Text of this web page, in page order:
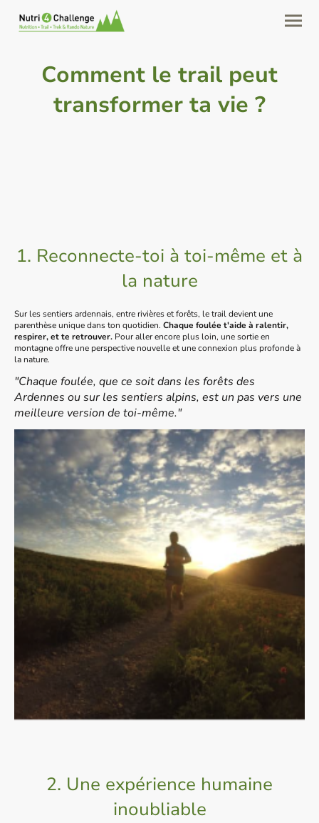
Comment le trail peut
transformer ta vie ?
1. Reconnecte-toi à toi-même et à
la nature
Sur les sentiers ardennais, entre rivières et forêts, le trail devient une
parenthèse unique dans ton quotidien. Chaque foulée t'aide à ralentir,
respirer, et te retrouver. Pour aller encore plus loin, une sortie en
montagne offre une perspective nouvelle et une connexion plus profonde à
la nature.
"Chaque foulée, que ce soit dans les forêts des
Ardennes ou sur les sentiers alpins, est un pas vers une
meilleure version de toi-même."
2. Une expérience humaine
inoubliable